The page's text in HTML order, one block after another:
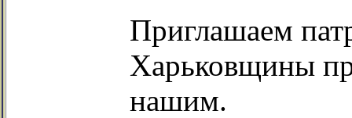
Приглашаем
Харьковщины
нашим.